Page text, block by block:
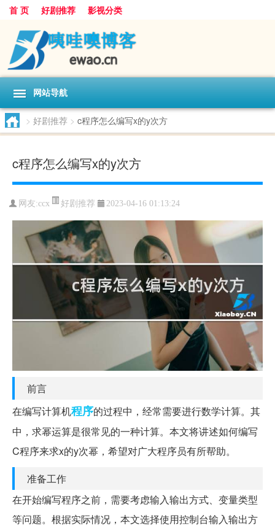
首 页 好剧推荐 影视分类
网站导航
> 好剧推荐 > c程序怎么编写x的y次方
c程序怎么编写x的y次方
网友:ccx 好剧推荐 2023-04-16 01:13:24
前言
在编写计算机程序的过程中，经常需要进行数学计算。其
中，求幂运算是很常见的一种计算。本文将讲述如何编写
C程序来求x的y次幂，希望对广大程序员有所帮助。
准备工作
在开始编写程序之前，需要考虑输入输出方式、变量类型
等问题。根据实际情况，本文选择使用控制台输入输出方